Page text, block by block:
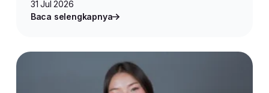
31 Jul 2026
Baca selengkapnya